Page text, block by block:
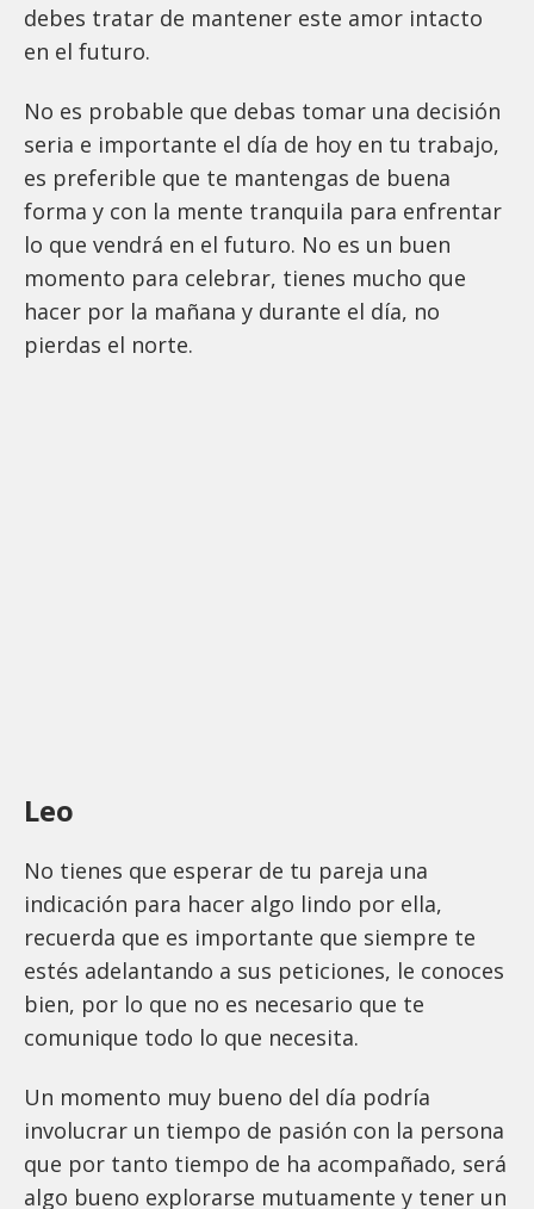
debes tratar de mantener este amor intacto
en el futuro.
No es probable que debas tomar una decisión
seria e importante el día de hoy en tu trabajo,
es preferible que te mantengas de buena
forma y con la mente tranquila para enfrentar
lo que vendrá en el futuro. No es un buen
momento para celebrar, tienes mucho que
hacer por la mañana y durante el día, no
pierdas el norte.
Leo
No tienes que esperar de tu pareja una
indicación para hacer algo lindo por ella,
recuerda que es importante que siempre te
estés adelantando a sus peticiones, le conoces
bien, por lo que no es necesario que te
comunique todo lo que necesita.
Un momento muy bueno del día podría
involucrar un tiempo de pasión con la persona
que por tanto tiempo de ha acompañado, será
algo bueno explorarse mutuamente y tener un